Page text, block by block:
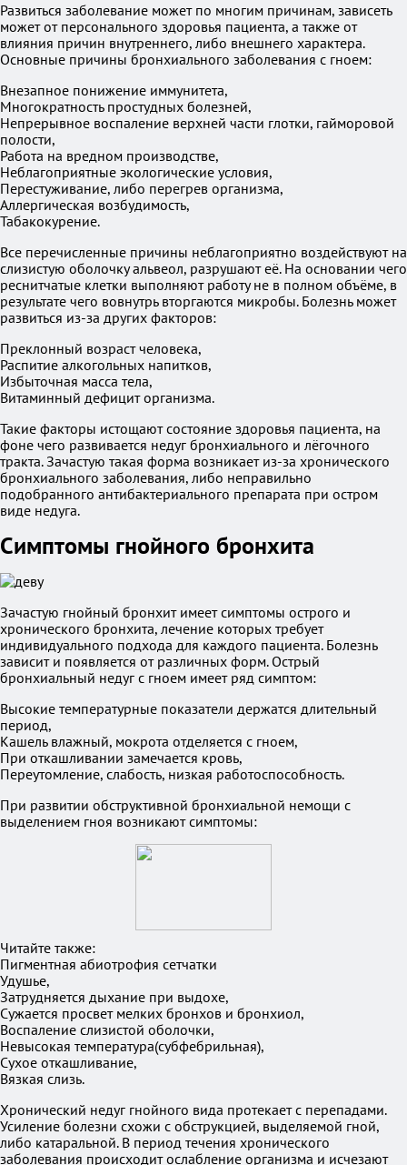
Развиться заболевание может по многим причинам, зависеть
может от персонального здоровья пациента, а также от
влияния причин внутреннего, либо внешнего характера.
Основные причины бронхиального заболевания с гноем:
Внезапное понижение иммунитета,
Многократность простудных болезней,
Непрерывное воспаление верхней части глотки, гайморовой
полости,
Работа на вредном производстве,
Неблагоприятные экологические условия,
Перестуживание, либо перегрев организма,
Аллергическая возбудимость,
Табакокурение.
Все перечисленные причины неблагоприятно воздействуют на
слизистую оболочку альвеол, разрушают её. На основании чего
реснитчатые клетки выполняют работу не в полном объёме, в
результате чего вовнутрь вторгаются микробы. Болезнь может
развиться из-за других факторов:
Преклонный возраст человека,
Распитие алкогольных напитков,
Избыточная масса тела,
Витаминный дефицит организма.
Такие факторы истощают состояние здоровья пациента, на
фоне чего развивается недуг бронхиального и лёгочного
тракта. Зачастую такая форма возникает из-за хронического
бронхиального заболевания, либо неправильно
подобранного антибактериального препарата при остром
виде недуга.
Симптомы гнойного бронхита
Зачастую гнойный бронхит имеет симптомы острого и
хронического бронхита, лечение которых требует
индивидуального подхода для каждого пациента. Болезнь
зависит и появляется от различных форм. Острый
бронхиальный недуг с гноем имеет ряд симптом:
Высокие температурные показатели держатся длительный
период,
Кашель влажный, мокрота отделяется с гноем,
При откашливании замечается кровь,
Переутомление, слабость, низкая работоспособность.
При развитии обструктивной бронхиальной немощи с
выделением гноя возникают симптомы:
Читайте также:
Пигментная абиотрофия сетчатки
Удушье,
Затрудняется дыхание при выдохе,
Сужается просвет мелких бронхов и бронхиол,
Воспаление слизистой оболочки,
Невысокая температура(субфебрильная),
Сухое откашливание,
Вязкая слизь.
Хронический недуг гнойного вида протекает с перепадами.
Усиление болезни схожи с обструкцией, выделяемой гной,
либо катаральной. В период течения хронического
заболевания происходит ослабление организма и исчезают